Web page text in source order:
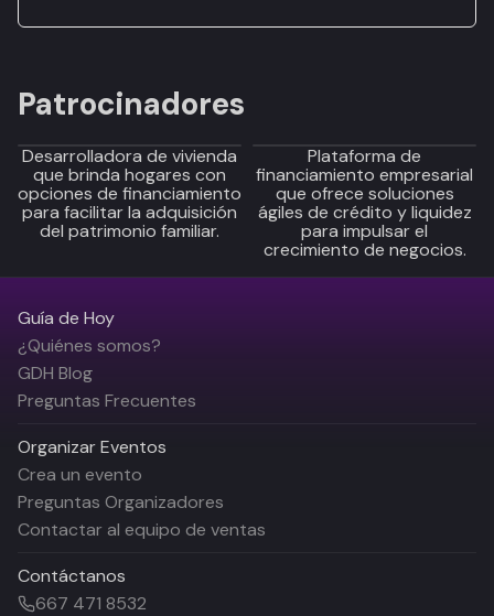
Patrocinadores
Desarrolladora de vivienda
que brinda hogares con
opciones de financiamiento
para facilitar la adquisición
del patrimonio familiar.
Plataforma de
financiamiento empresarial
que ofrece soluciones
ágiles de crédito y liquidez
para impulsar el
crecimiento de negocios.
Guía de Hoy
¿Quiénes somos?
GDH Blog
Preguntas Frecuentes
Organizar Eventos
Crea un evento
Preguntas Organizadores
Contactar al equipo de ventas
Contáctanos
667 471 8532